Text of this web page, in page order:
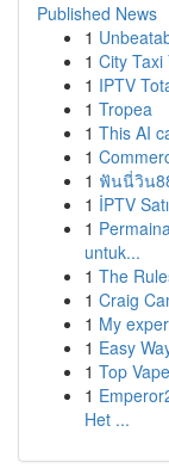
Published News
1
1 City
1 IPTV
1 Tropea
1 This AI
1
1 ฟันนี่วิน
1 İPTV
1
untuk...
1 The
1 Craig
1 My
1 Easy
1 Top
1
Het ...